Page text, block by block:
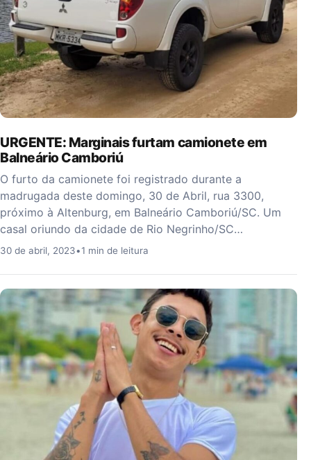
URGENTE: Marginais furtam camionete em
Balneário Camboriú
O furto da camionete foi registrado durante a
madrugada deste domingo, 30 de Abril, rua 3300,
próximo à Altenburg, em Balneário Camboriú/SC. Um
casal oriundo da cidade de Rio Negrinho/SC…
30 de abril, 2023•1 min de leitura